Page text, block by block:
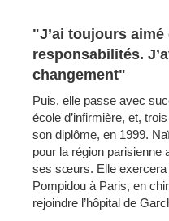
"J’ai toujours
responsabilités.
changement"
Puis, elle passe avec
école d’infirmière, et,
son diplôme, en 1999.
pour la région parisienne
ses sœurs. Elle exercera
Pompidou à Paris, en
rejoindre l’hôpital de